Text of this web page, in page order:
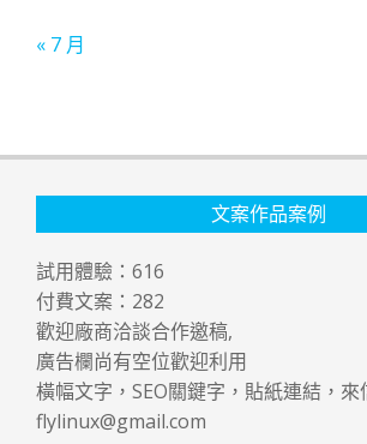
« 7 月
文案作品案例
試用體驗： 616
付費文案： 282
歡迎廠商洽談合作邀稿,
廣告欄尚有空位歡迎利用
橫幅文字，SEO關鍵字，貼紙連結，來
flylinux@gmail.com